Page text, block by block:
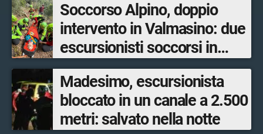
Soccorso Alpino, doppio
intervento in Valmasino: due
escursionisti soccorsi in
poche ore
Madesimo, escursionista
bloccato in un canale a 2.500
metri: salvato nella notte